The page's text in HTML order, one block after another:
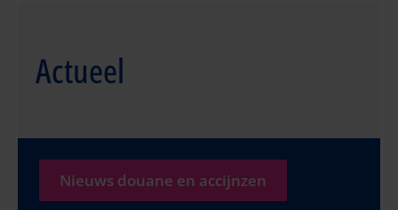
Actueel
Nieuws douane en accijnzen